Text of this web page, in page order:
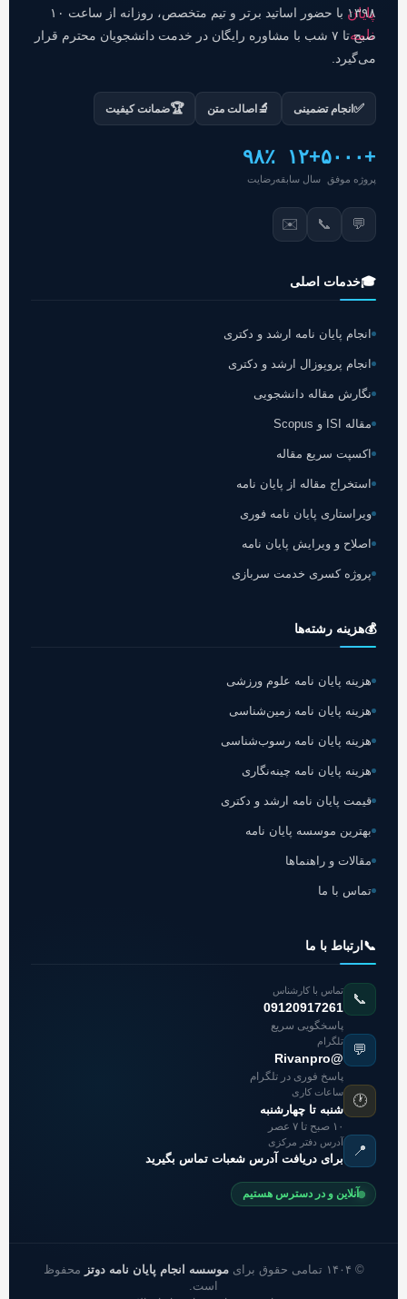
۱۳۹۸ با حضور اساتید برتر و تیم متخصص، روزانه از ساعت ۱۰
صبح تا ۷ شب با مشاوره رایگان در خدمت دانشجویان محترم قرار
می‌گیرد.
✅انجام تضمینی 🔬اصالت متن 🏆ضمانت کیفیت
+۵۰۰۰
پروژه موفق
+۱۲
سال سابقه
۹۸٪
رضایت
💬
📞
✉️
🎓خدمات اصلی
انجام پایان نامه ارشد و دکتری
انجام پروپوزال ارشد و دکتری
نگارش مقاله دانشجویی
مقاله ISI و Scopus
اکسپت سریع مقاله
استخراج مقاله از پایان نامه
ویراستاری پایان نامه فوری
اصلاح و ویرایش پایان نامه
پروژه کسری خدمت سربازی
💰هزینه رشته‌ها
هزینه پایان نامه علوم ورزشی
هزینه پایان نامه زمین‌شناسی
هزینه پایان نامه رسوب‌شناسی
هزینه پایان نامه چینه‌نگاری
قیمت پایان نامه ارشد و دکتری
بهترین موسسه پایان نامه
مقالات و راهنماها
تماس با ما
📞 ارتباط با ما
📞
تماس با کارشناس
09120917261
پاسخگویی سریع
💬
تلگرام
@Rivanpro
پاسخ فوری در تلگرام
🕐
ساعات کاری
شنبه تا چهارشنبه
۱۰ صبح تا ۷ عصر
📍
آدرس دفتر مرکزی
برای دریافت آدرس شعبات تماس بگیرید
آنلاین و در دسترس هستیم
© ۱۴۰۴ تمامی حقوق برای موسسه انجام پایان نامه دوتز
محفوظ
است.